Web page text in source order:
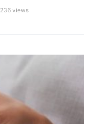
236 views